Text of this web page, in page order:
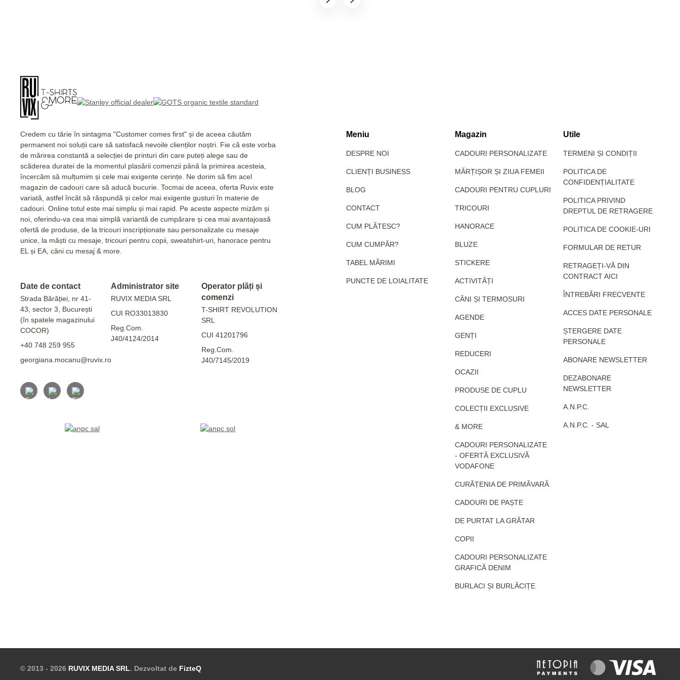
Credem cu tărie în sintagma "Customer comes first" și de aceea căutăm
permanent noi soluții care să satisfacă nevoile clienților noștri. Fie că este vorba
de mărirea constantă a selecției de printuri din care puteți alege sau de
scăderea duratei de la momentul plasării comenzii până la primirea acesteia,
încercăm să mulțumim și cele mai exigente cerințe. Ne dorim să fim acel
magazin de cadouri care să aducă bucurie. Tocmai de aceea, oferta Ruvix este
variată, astfel încât să răspundă și celor mai exigente gusturi în materie de
cadouri. Online totul este mai simplu și mai rapid. Pe aceste aspecte mizăm și
noi, oferindu-va cea mai simplă variantă de cumpărare și cea mai avantajoasă
ofertă de produse, de la tricouri inscripționate sau personalizate cu mesaje
unice, la măști cu mesaje, tricouri pentru copii, sweatshirt-uri, hanorace pentru
EL și EA, căni cu mesaj & more.
Date de contact
Strada Bărăției, nr 41-
43, sector 3, București
(în spatele magazinului
COCOR)
+40 748 259 955
georgiana.mocanu@ruvix.ro
Administrator site
RUVIX MEDIA SRL
CUI RO33013830
Reg.Com.
J40/4124/2014
Operator plăți și
comenzi
T-SHIRT REVOLUTION
SRL
CUI 41201796
Reg.Com.
J40/7145/2019
Meniu
DESPRE NOI
CLIENȚI BUSINESS
BLOG
CONTACT
CUM PLĂTESC?
CUM CUMPĂR?
TABEL MĂRIMI
PUNCTE DE LOIALITATE
Magazin
CADOURI PERSONALIZATE
MĂRȚIȘOR ȘI ZIUA FEMEII
CADOURI PENTRU CUPLURI
TRICOURI
HANORACE
BLUZE
STICKERE
ACTIVITĂȚI
CĂNI ȘI TERMOSURI
AGENDE
GENȚI
REDUCERI
OCAZII
PRODUSE DE CUPLU
COLECȚII EXCLUSIVE
& MORE
CADOURI PERSONALIZATE
- OFERTĂ EXCLUSIVĂ
VODAFONE
CURĂȚENIA DE PRIMĂVARĂ
CADOURI DE PAȘTE
DE PURTAT LA GRĂTAR
COPII
CADOURI PERSONALIZATE
GRAFICĂ DENIM
BURLACI ȘI BURLĂCIȚE
Utile
TERMENI ȘI CONDIȚII
POLITICA DE
CONFIDENȚIALITATE
POLITICA PRIVIND
DREPTUL DE RETRAGERE
POLITICA DE COOKIE-URI
FORMULAR DE RETUR
RETRAGEȚI-VĂ DIN
CONTRACT AICI
ÎNTREBĂRI FRECVENTE
ACCES DATE PERSONALE
ȘTERGERE DATE
PERSONALE
ABONARE NEWSLETTER
DEZABONARE
NEWSLETTER
A.N.P.C.
A.N.P.C. - SAL
© 2013 - 2026 RUVIX MEDIA SRL. Dezvoltat de FizteQ